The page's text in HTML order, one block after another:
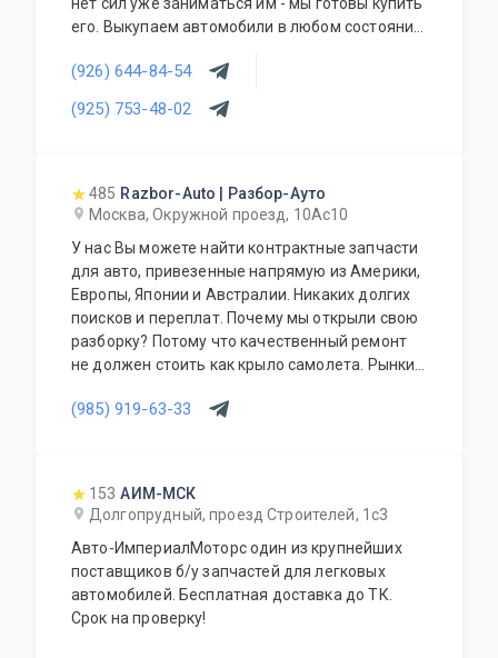
его. Выкупаем автомобили в любом состоянии.
по фото. Наши специалисты приедут, оформят
договор, вывезут автомобиль на эвакуаторе.
(926) 644-84-54
(925) 753-48-02
485 Razbor-Auto | Разбор-Ауто
Москва, Окружной проезд, 10Ас10
У нас Вы можете найти контрактные запчасти
для авто, привезенные напрямую из Америки,
Европы, Японии и Австралии. Никаких долгих
поисков и переплат. Почему мы открыли свою
разборку? Потому что качественный ремонт
не должен стоить как крыло самолета. Рынки
отличных доноров с живыми узлами. Мы
(985) 919-63-33
153 АИМ-МСК
Долгопрудный, проезд Строителей, 1с3
Авто-ИмпериалМоторс один из крупнейших
поставщиков б/у запчастей для легковых
автомобилей. Бесплатная доставка до ТК.
Срок на проверку!